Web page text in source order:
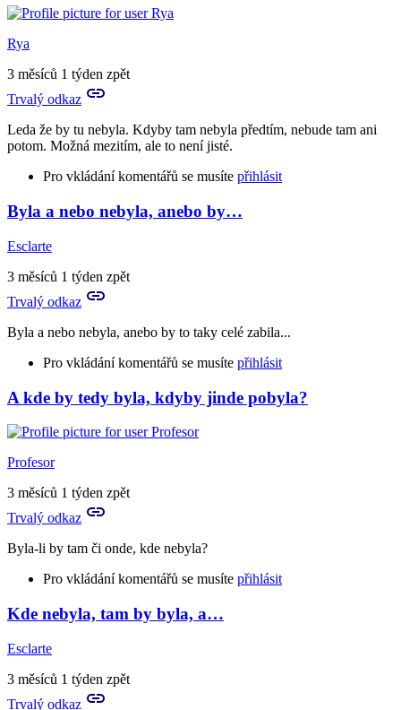
Rya
3 měsíců 1 týden zpět
Trvalý odkaz
Leda že by tu nebyla. Kdyby tam nebyla předtím, nebude tam ani
potom. Možná mezitím, ale to není jisté.
Pro vkládání komentářů se musíte přihlásit
In
reply
to
Hm,
takže
kdyby
nebyla,
Byla a nebo nebyla, anebo by…
Esclarte
3 měsíců 1 týden zpět
Trvalý odkaz
Byla a nebo nebyla, anebo by to taky celé zabila...
Pro vkládání komentářů se musíte přihlásit
In
reply
to
Leda
že
by
nebyla.
by
A kde by tedy byla, kdyby jinde pobyla?
Profesor
3 měsíců 1 týden zpět
Trvalý odkaz
Byla-li by tam či onde, kde nebyla?
Pro vkládání komentářů se musíte přihlásit
In
to
Leda
že
by
Kde nebyla, tam by byla, a…
Esclarte
3 měsíců 1 týden zpět
Trvalý odkaz